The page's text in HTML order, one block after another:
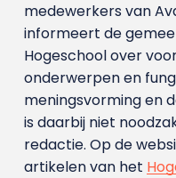
medewerkers van
informeert de
Hogeschool over
onderwerpen en
meningsvorming en
is daarbij niet
redactie. Op de
artikelen van het